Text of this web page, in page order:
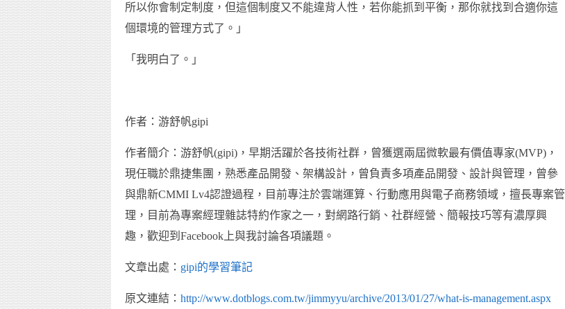
所以你會制定制度，但這個制度又不能違背人性，若你能抓到平衡，那你就找到合適你這
個環境的管理方式了。」
「我明白了。」
作者：游舒帆gipi
作者簡介：游舒帆(gipi)，早期活躍於各技術社群，曾獲選兩屆微軟最有價值專家(MVP)，
現任職於鼎捷集團，熟悉產品開發、架構設計，曾負責多項產品開發、設計與管理，曾參
與鼎新CMMI Lv4認證過程，目前專注於雲端運算、行動應用與電子商務領域，擅長專案管
理，目前為專案經理雜誌特約作家之一，對網路行銷、社群經營、簡報技巧等有濃厚興
趣，歡迎到Facebook上與我討論各項議題。
文章出處： gipi的學習筆記
原文連結： http://www.dotblogs.com.tw/jimmyyu/archive/2013/01/27/what-is-management.aspx